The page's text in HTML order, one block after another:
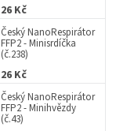
26 Kč
Český NanoRespirátor
FFP2 - Minisrdíčka
(č.238)
26 Kč
Český NanoRespirátor
FFP2 - Minihvězdy
(č.43)